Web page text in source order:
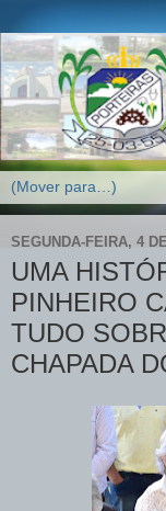
SEGUNDA-FEIRA, 4
UMA
PINHEIRO
TUDO
CHAPADA